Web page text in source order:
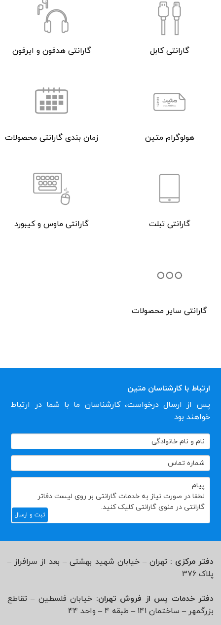
گارانتی کابل گارانتی هدفون و ایرفون
هولوگرام متین زمان بندی گارانتی محصولات
گارانتی تبلت گارانتی ماوس و کیبورد
گارانتی سایر محصولات
ارتباط با کارشناسان متین
پس از ارسال درخواست، کارشناسان ما با شما در ارتباط
خواهند بود
تماس
با
ثبت و ارسال
دفتر مرکزی : تهران – خیابان شهید بهشتی – بعد از سرافراز –
پلاک 376
دفتر خدمات پس از فروش تهران: خیابان فلسطین – تقاطع
بزرگمهر – ساختمان 141 – طبقه 4 – واحد 44